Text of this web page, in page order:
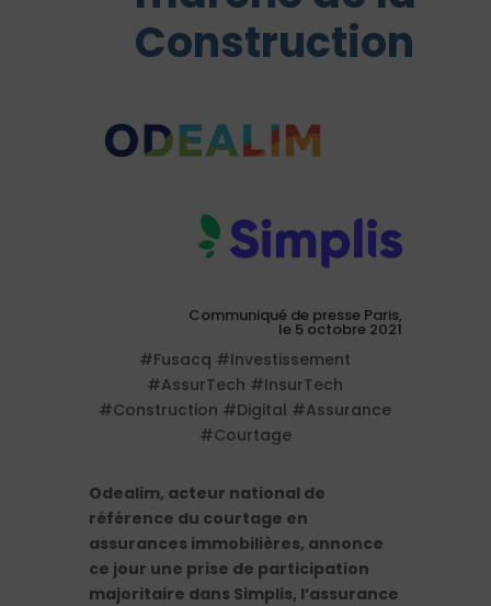
Construction
Communiqué de presse Paris,
le 5 octobre 2021
#Fusacq #Investissement
#AssurTech #InsurTech
#Construction #Digital #Assurance
#Courtage
Odealim, acteur national de
référence du courtage en
assurances immobilières, annonce
ce jour une prise de participation
majoritaire dans Simplis, l’assurance